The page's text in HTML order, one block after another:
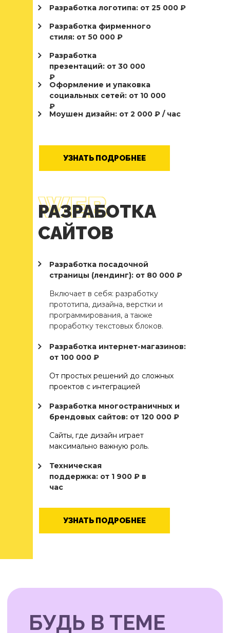
Разработка фирменного
стиля: от 50 000 ₽
Разработка логотипа: от 25 000 ₽
Разработка
презентаций: от 30 000
₽
Оформление и упаковка
социальных сетей: от 10 000
₽
Моушен дизайн: от 2 000 ₽ / час
УЗНАТЬ ПОДРОБНЕЕ
Разработка посадочной
страницы (лендинг): от 80 000 ₽
Разработка интернет-магазинов:
от 100 000 ₽
Разработка многостраничных и
брендовых сайтов: от 120 000 ₽
РАЗРАБОТКА
САЙТОВ
Техническая
поддержка: от 1 900 ₽ в
час
УЗНАТЬ ПОДРОБНЕЕ
Включает в себя: разработку
прототипа, дизайна, верстки и
программирования, а также
проработку текстовых блоков.
От простых решений до сложных
проектов с интеграцией
Сайты, где дизайн играет
максимально важную роль.
МАРКЕТИНГА
Полезные статьи для бизнеса,
развлекательные посты про
нашу жизнь, кейсы и все
новости мира маркетинга
в одном месте.
Присоединяйтесь к нашему
телеграм-каналу и будьте
в курсе!